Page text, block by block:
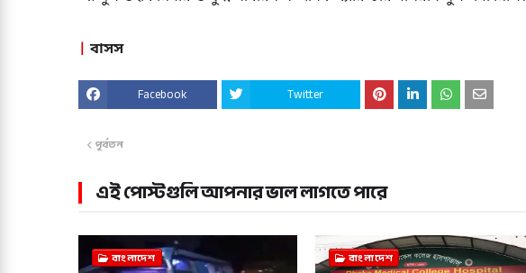
বাসস
Facebook Twitter
পূর্বতন
এই পোস্টগুলি আপনার ভাল লাগতে পারে
বাংলাদেশ বাংলাদেশ